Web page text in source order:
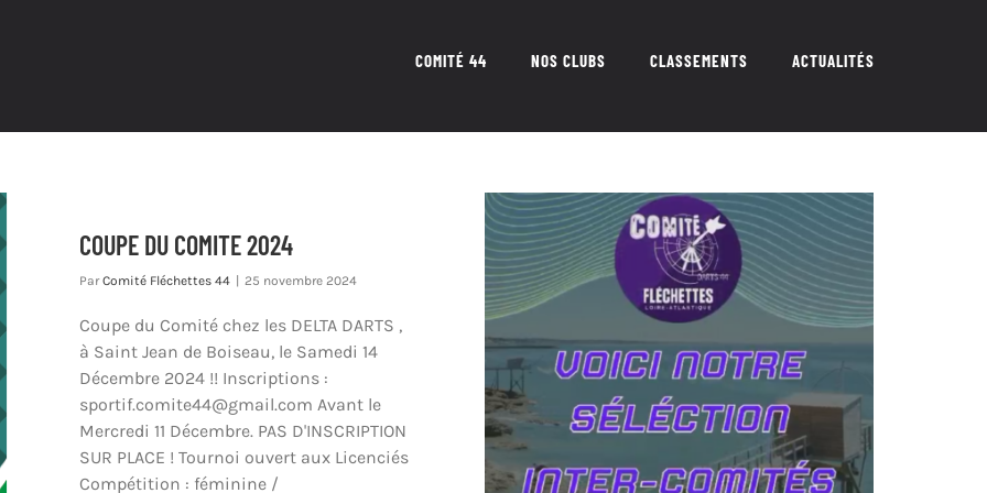
COMITÉ 44 NOS CLUBS CLASSEMENTS ACTUALITÉS
COUPE DU COMITE 2024
ParComité Fléchettes 44 | 25 novembre 2024
Coupe du Comité chez les DELTA DARTS ,
à Saint Jean de Boiseau, le Samedi 14
Décembre 2024 !! Inscriptions :
sportif.comite44@gmail.com Avant le
Mercredi 11 Décembre. PAS D'INSCRIPTION
SUR PLACE ! Tournoi ouvert aux Licenciés
Compétition : féminine /